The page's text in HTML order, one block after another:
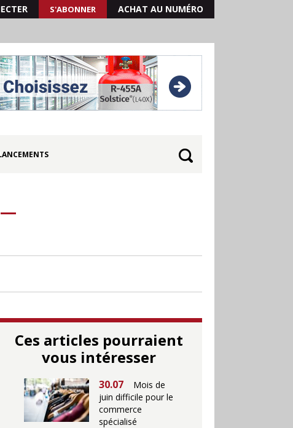
S'ABONNER ACHAT AU NUMÉRO
Ces articles pourraient
vous intéresser
30.07
Mois de
juin difficile pour le
commerce
spécialisé